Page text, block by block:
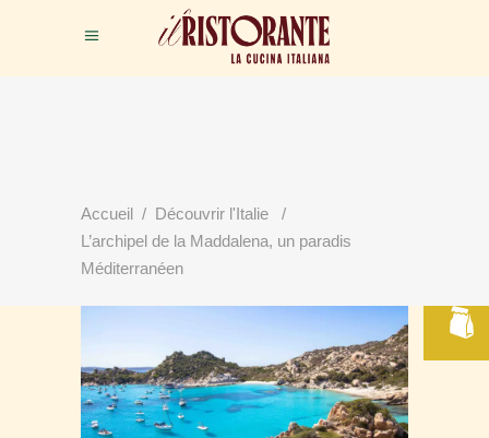
Accueil / Découvrir l'Italie
/
L’archipel de la Maddalena, un paradis
Méditerranéen
VOTRE TABLE